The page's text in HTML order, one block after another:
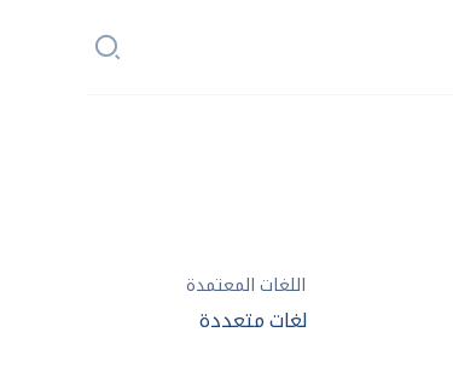
اللغات المعتمدة
لغات متعددة